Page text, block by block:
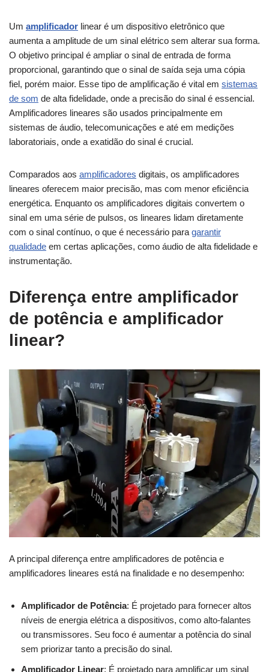
Um amplificador linear é um dispositivo eletrônico que
aumenta a amplitude de um sinal elétrico sem alterar sua forma.
O objetivo principal é ampliar o sinal de entrada de forma
proporcional, garantindo que o sinal de saída seja uma cópia
fiel, porém maior. Esse tipo de amplificação é vital em sistemas
de som de alta fidelidade, onde a precisão do sinal é essencial.
Amplificadores lineares são usados principalmente em
sistemas de áudio, telecomunicações e até em medições
laboratoriais, onde a exatidão do sinal é crucial.
Comparados aos amplificadores digitais, os amplificadores
lineares oferecem maior precisão, mas com menor eficiência
energética. Enquanto os amplificadores digitais convertem o
sinal em uma série de pulsos, os lineares lidam diretamente
com o sinal contínuo, o que é necessário para garantir
qualidade em certas aplicações, como áudio de alta fidelidade e
instrumentação.
Diferença entre amplificador
de potência e amplificador
linear?
A principal diferença entre amplificadores de potência e
amplificadores lineares está na finalidade e no desempenho:
Amplificador de Potência: É projetado para fornecer altos
níveis de energia elétrica a dispositivos, como alto-falantes
ou transmissores. Seu foco é aumentar a potência do sinal
sem priorizar tanto a precisão do sinal.
Amplificador Linear: É projetado para amplificar um sinal